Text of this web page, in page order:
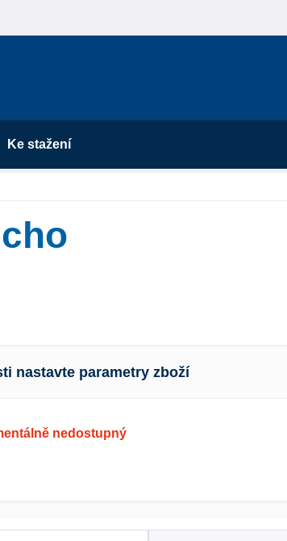
Ke stažení
nastavte parametry zboží
nedostupný